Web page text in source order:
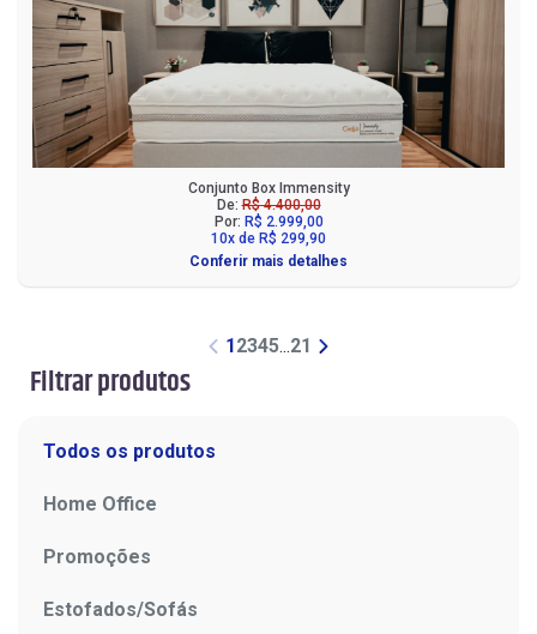
Filtrar produtos
Todos os produtos
Home Office
Promoções
Estofados/Sofás
Conjunto Box Immensity
De:R$ 4.400,00
Por: R$ 2.999,00
10x de R$ 299,90
Conferir mais detalhes
1 2345...21